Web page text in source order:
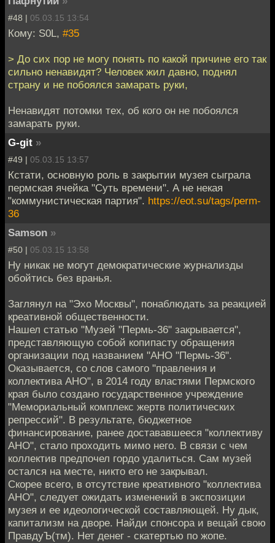
#48 | 05.03.15 13:54
Кому: S0L, #35
> До сих пор не могу понять по какой причине его так
сильно ненавидят? Человек жил давно, поднял
страну и не побоялся замарать руки,
Ненавидят потомки тех, об кого он не побоялся
замарать руки.
G-git »
#49 | 05.03.15 13:57
Кстати, основную роль в закрытии музея сыграла
пермская ячейка "Суть времени". А не некая
"коммунистическая партия". https://eot.su/tags/perm-
36
Samson »
#50 | 05.03.15 13:58
Ну никак не могут демократические журнализды
обойтись без вранья.
Заглянул на "Эхо Москвы", понаблюдать за реакцией
креативной общественности.
Нашел статью "Музей "Пермь-36" закрывается",
представляющую собой копипасту обращения
организации под названием "АНО "Пермь-36".
Оказывается, со слов самого "правления и
коллектива АНО", в 2014 году властями Пермского
края было создано государственное учреждение
"Мемориальный комплекс жертв политических
репрессий". В результате, бюджетное
финансирование, ранее достававшееся "коллективу
АНО", стало проходить мимо него. В связи с чем
коллектив предпочел гордо удалиться. Сам музей
остался на месте, никто его не закрывал.
Скорее всего, в отсутствие креативного "коллектива
АНО", следует ожидать изменений в экспозиции
музея и ее идеологической составляющей. Ну дык,
капитализм на дворе. Найди спонсора и вещай свою
ПравдуЪ(тм). Нет денег - скатертью по жопе.